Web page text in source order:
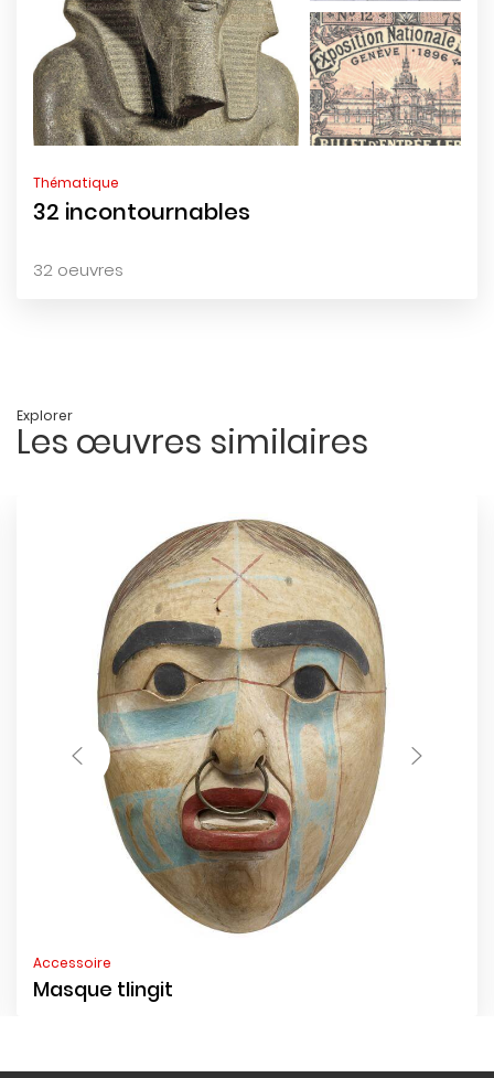
Thématique
32 incontournables
32 oeuvres
Explorer
Les œuvres similaires
Accessoire
Masque tlingit